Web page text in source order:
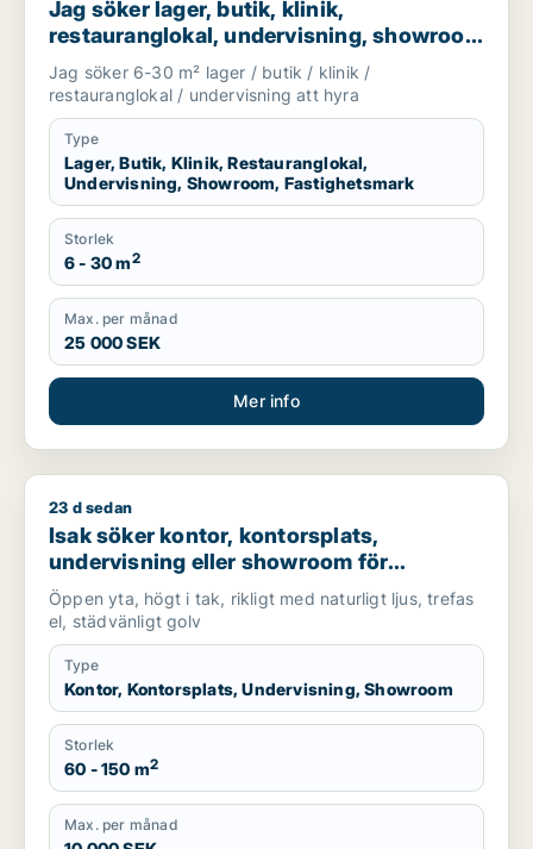
Jag söker lager, butik, klinik,
restauranglokal, undervisning, showroom
eller fastighetsmark för uthyrning i
Lundby, Göteborg eller Askim-Frölunda-
Högsbo m.fl.
Jag söker 6-30 m² lager / butik / klinik /
restauranglokal / undervisning att hyra
Type
Lager, Butik, Klinik, Restauranglokal,
Undervisning, Showroom, Fastighetsmark
Storlek
6 - 30 m2
Max. per månad
25 000 SEK
Mer info
Isak söker kontor, kontorsplats, undervisning eller
23 d sedan
Isak söker kontor, kontorsplats,
undervisning eller showroom för
uthyrning i Lundby, Göteborg eller Norra
hisingen m.fl.
Öppen yta, högt i tak, rikligt med naturligt ljus, trefas
el, städvänligt golv
Type
Kontor, Kontorsplats, Undervisning, Showroom
Storlek
60 - 150 m2
Max. per månad